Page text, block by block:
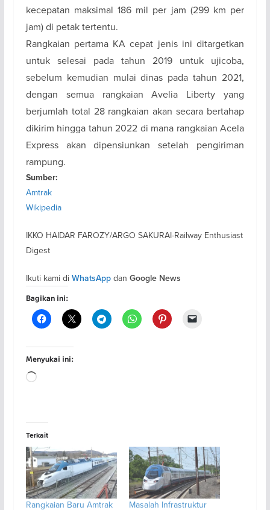
kecepatan maksimal 186 mil per jam (299 km per
jam) di petak tertentu.
Rangkaian pertama KA cepat jenis ini ditargetkan
untuk selesai pada tahun 2019 untuk ujicoba,
sebelum kemudian mulai dinas pada tahun 2021,
dengan semua rangkaian Avelia Liberty yang
berjumlah total 28 rangkaian akan secara bertahap
dikirim hingga tahun 2022 di mana rangkaian Acela
Express akan dipensiunkan setelah pengiriman
rampung.
Sumber:
Amtrak
Wikipedia
IKKO HAIDAR FAROZY/ARGO SAKURAI-Railway Enthusiast
Digest
Ikuti kami di WhatsAppdan Google News
Bagikan ini:
Menyukai ini:
Memuat...
Terkait
Rangkaian Baru Amtrak
Masalah Infrastruktur